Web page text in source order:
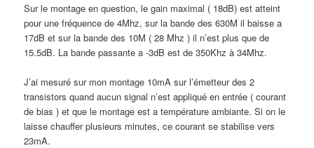
Sur le montage en question, le gain maximal ( 18dB) est atteint
pour une fréquence de 4Mhz, sur la bande des 630M il baisse a
17dB et sur la bande des 10M ( 28 Mhz ) il n’est plus que de
15.5dB. La bande passante a -3dB est de 350Khz à 34Mhz.
J’ai mesuré sur mon montage 10mA sur l’émetteur des 2
transistors quand aucun signal n’est appliqué en entrée ( courant
de bias ) et que le montage est a température ambiante. Si on le
laisse chauffer plusieurs minutes, ce courant se stabilise vers
23mA.